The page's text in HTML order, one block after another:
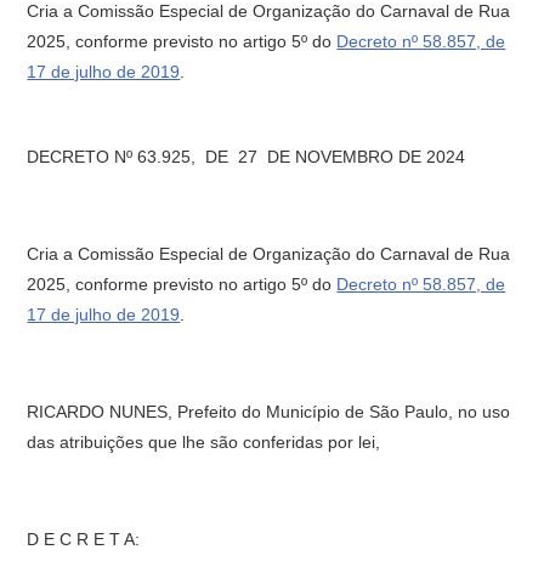
Cria a Comissão Especial de Organização do Carnaval de Rua
2025, conforme previsto no artigo 5º do Decreto nº 58.857, de
17 de julho de 2019
DECRETO Nº 63.925, DE 27 DE NOVEMBRO DE 2024
Cria a Comissão Especial de Organização do Carnaval de Rua
2025, conforme previsto no artigo 5º do Decreto nº 58.857, de
17 de julho de 2019
RICARDO NUNES, Prefeito do Município de São Paulo, no uso
das atribuições que lhe são conferidas por lei,
D E C R E T A: